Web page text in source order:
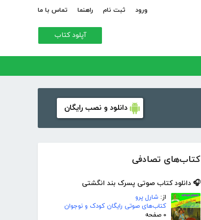
ورود ثبت نام راهنما تماس با ما
آپلود کتاب
دانلود و نصب رایگان
کتاب‌های تصادفی
🎧 دانلود کتاب صوتی پسرک بند انگشتی
از: شارل پرو
کتاب‌های صوتی رایگان کودک و نوجوان
۰ صفحه